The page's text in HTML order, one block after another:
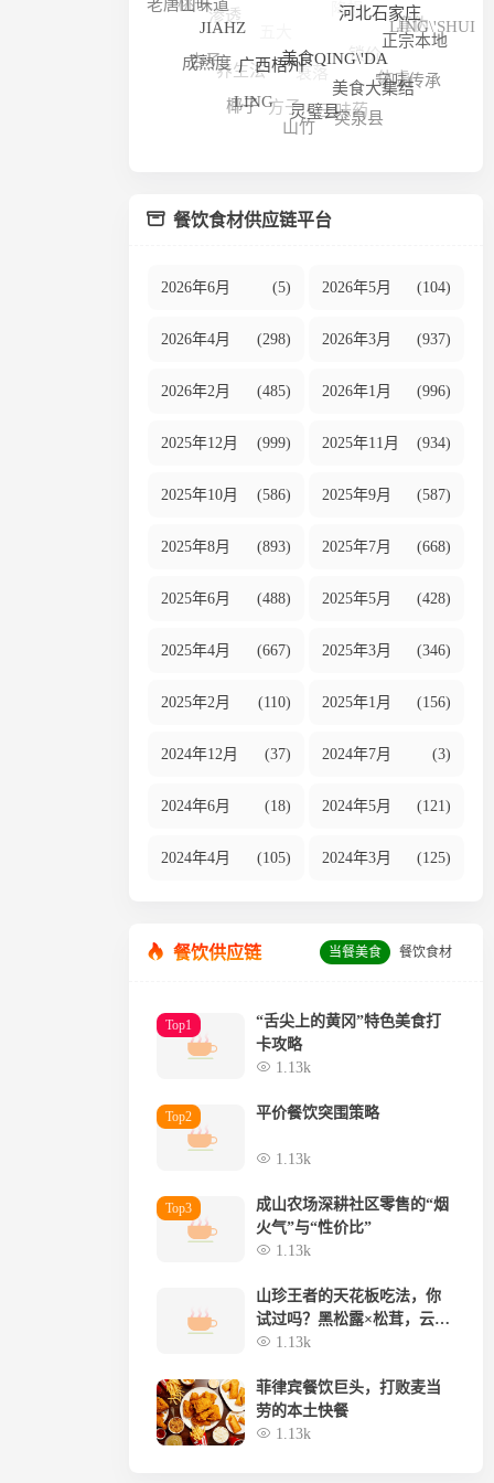
衰落
真伪
体虚
三味药
方子
养生法
渗透
LING\'SHUI
守味传承
突泉县
山竹
椰子
杏子
正宗本地
美食大集结
灵璧县
LING
成熟度
老唐山味道
河北石家庄
美食QING\'DA
广西梧州
JIAHZ
M
餐饮食材供应链平台
2026年6月 (5) 2026年5月 (104)
2026年4月 (298) 2026年3月 (937)
2026年2月 (485) 2026年1月 (996)
2025年12月 (999) 2025年11月 (934)
2025年10月 (586) 2025年9月 (587)
2025年8月 (893) 2025年7月 (668)
2025年6月 (488) 2025年5月 (428)
2025年4月 (667) 2025年3月 (346)
2025年2月 (110) 2025年1月 (156)
2024年12月 (37) 2024年7月 (3)
2024年6月 (18) 2024年5月 (121)
2024年4月 (105) 2024年3月 (125)
餐饮供应链 当餐美食 餐饮食材
Top1
“舌尖上的黄冈”特色美食打
卡攻略
1.13k
Top2 平价餐饮突围策略
1.13k
Top3
成山农场深耕社区零售的“烟
火气”与“性价比”
1.13k
山珍王者的天花板吃法，你
试过吗？黑松露×松茸，云南
空运，极致体验
1.13k
菲律宾餐饮巨头，打败麦当
劳的本土快餐
1.13k